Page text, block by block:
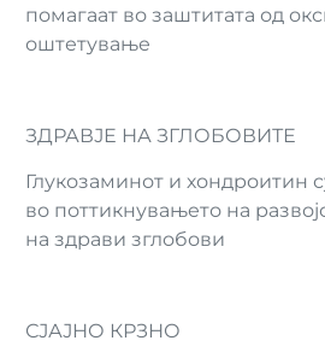
помагаат во заштитата од
оштетување
ЗДРАВЈЕ НА ЗГЛОБОВИТЕ
Глукозаминот и хондроитин
во поттикнувањето на
на здрави зглобови
СЈАЈНО КРЗНО